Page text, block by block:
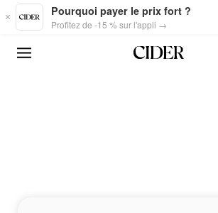
Skip to main content
Pourquoi payer le prix fort ?
Profitez de -15 % sur l'appli →